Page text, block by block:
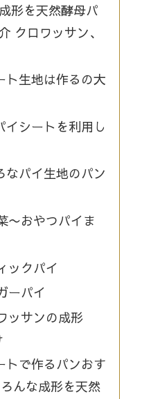
形を天然酵母パ
クロワッサン、
ト生地は作るの大
イシートを利用し
なパイ生地のパン
〜おやつパイま
ックパイ
ーパイ
ッサンの成形
トで作るパンおす
んな成形を天然